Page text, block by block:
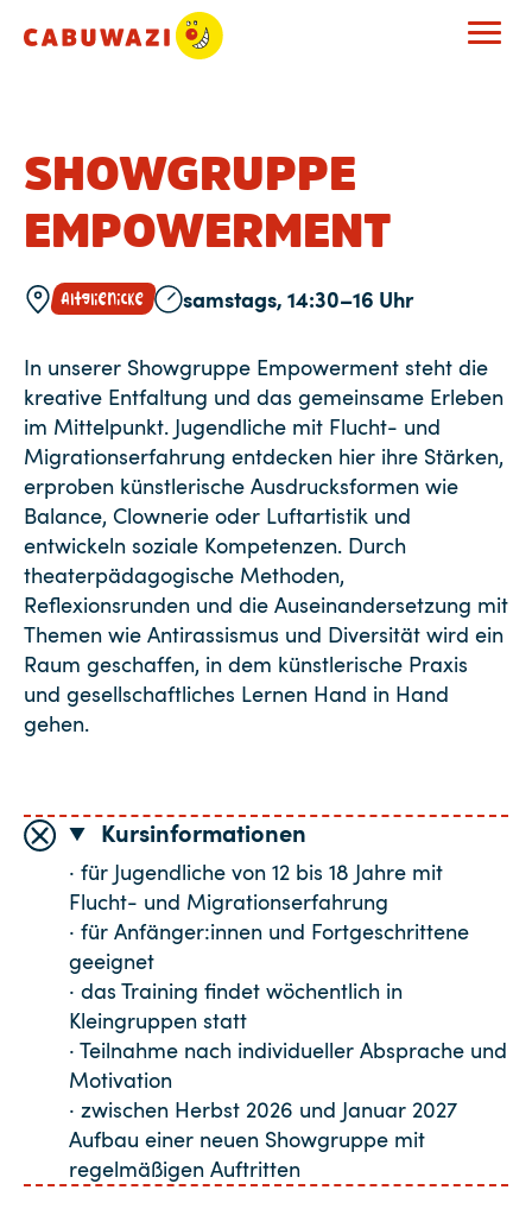
SHOWGRUPPE
EMPOWERMENT
Altglienicke samstags, 14:30–16 Uhr
In unserer Showgruppe Empowerment steht die
kreative Entfaltung und das gemeinsame Erleben
im Mittelpunkt. Jugendliche mit Flucht- und
Migrationserfahrung entdecken hier ihre Stärken,
erproben künstlerische Ausdrucksformen wie
Balance, Clownerie oder Luftartistik und
entwickeln soziale Kompetenzen. Durch
theaterpädagogische Methoden,
Reflexionsrunden und die Auseinandersetzung mit
Themen wie Antirassismus und Diversität wird ein
Raum geschaffen, in dem künstlerische Praxis
und gesellschaftliches Lernen Hand in Hand
gehen.
Kursinformationen
· für Jugendliche von 12 bis 18 Jahre mit
Flucht- und Migrationserfahrung
· für Anfänger:innen und Fortgeschrittene
geeignet
· das Training findet wöchentlich in
Kleingruppen statt
· Teilnahme nach individueller Absprache und
Motivation
· zwischen Herbst 2026 und Januar 2027
Aufbau einer neuen Showgruppe mit
regelmäßigen Auftritten